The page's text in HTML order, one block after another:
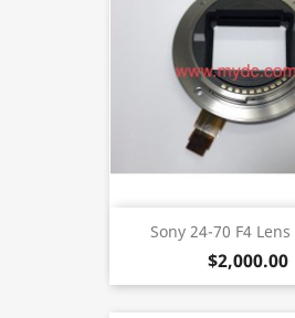
Sony 24-70 F4
$2,000.00